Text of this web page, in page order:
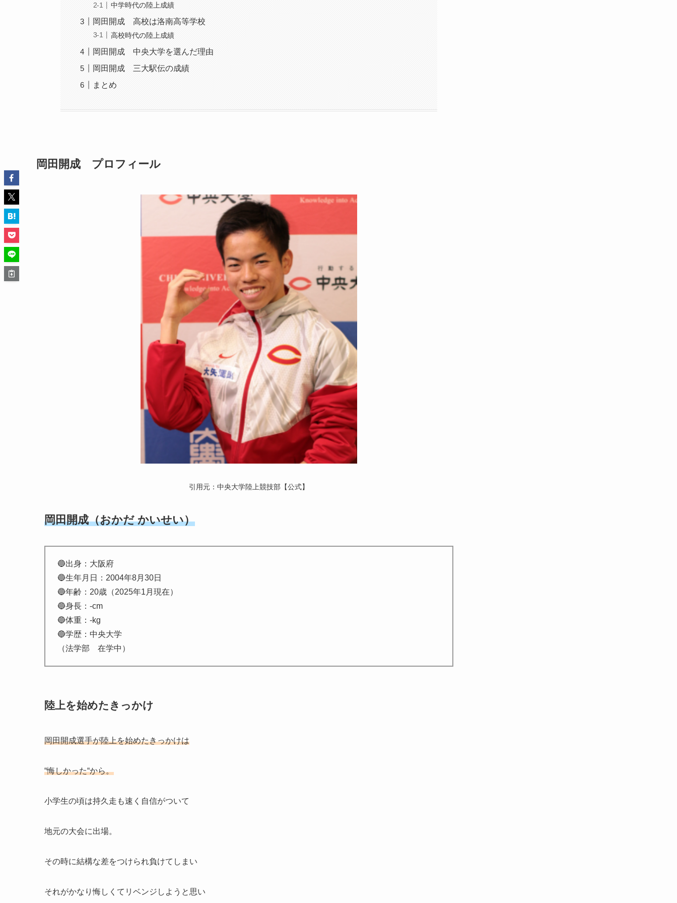
中学時代の陸上成績
岡田開成 高校は洛南高等学校
高校時代の陸上成績
岡田開成 中央大学を選んだ理由
岡田開成 三大駅伝の成績
まとめ
岡田開成 プロフィール
引用元：中央大学陸上競技部【公式】
岡田開成（おかだ かいせい）
🔵出身：大阪府
🔵生年月日：2004年8月30日
🔵年齢：20歳 （2025年1月現在）
🔵身長：-cm
🔵体重：-kg
🔵学歴：中央大学
（法学部 在学中）
陸上を始めたきっかけ
岡田開成選手が陸上を始めたきっかけは
“悔しかった“から。
小学生の頃は持久走も速く自信がついて
地元の大会に出場。
その時に結構な差をつけられ負けてしまい
それがかなり悔しくてリベンジしようと思い